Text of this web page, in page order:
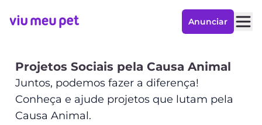
Anunciar
Projetos Sociais pela Causa Animal
Juntos, podemos fazer a diferença!
Conheça e ajude projetos que lutam pela
Causa Animal.